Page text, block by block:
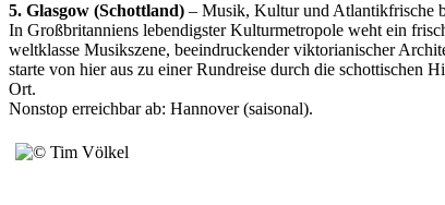
5. Glasgow (Schottland) – Musik, Kultur und Atlantikfrische
In Großbritanniens lebendigster Kulturmetropole weht ein
weltklasse Musikszene, beeindruckender viktorianischer
starte von hier aus zu einer Rundreise durch die
Ort.
Nonstop erreichbar ab: Hannover (saisonal).